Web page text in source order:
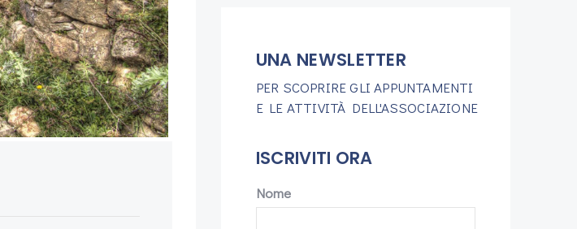
UNA NEWSLETTER
PER SCOPRIRE GLI APPUNTAMENTI
E LE ATTIVITÀ DELL'ASSOCIAZIONE
ISCRIVITI ORA
Nome